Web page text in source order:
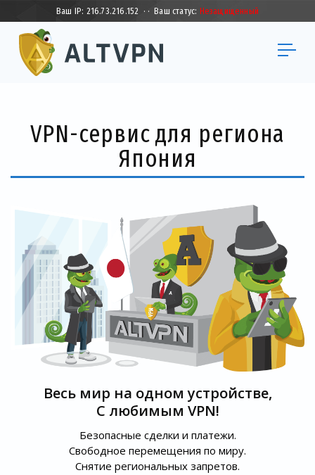
Ваш IP: 216.73.216.152 · · Ваш статус: Незащищенный
VPN-сервис для региона
Япония
Весь мир на одном устройстве,
С любимым VPN!
Безопасные сделки и платежи.
Свободное перемещения по миру.
Снятие региональных запретов.